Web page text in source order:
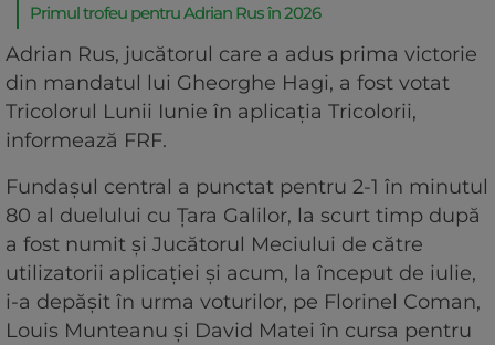
Primul trofeu pentru Adrian Rus în 2026
Adrian Rus, jucătorul care a adus prima victorie
din mandatul lui Gheorghe Hagi, a fost votat
Tricolorul Lunii Iunie în aplicaţia Tricolorii,
informează FRF.
Fundaşul central a punctat pentru 2-1 în minutul
80 al duelului cu Ţara Galilor, la scurt timp după
a fost numit şi Jucătorul Meciului de către
utilizatorii aplicaţiei şi acum, la început de iulie,
i-a depăşit în urma voturilor, pe Florinel Coman,
Louis Munteanu şi David Matei în cursa pentru